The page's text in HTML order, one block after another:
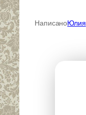
НаписаноЮлия